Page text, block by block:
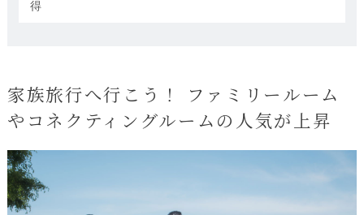
得
家族旅行へ行こう！ ファミリールーム
やコネクティングルームの人気が上昇